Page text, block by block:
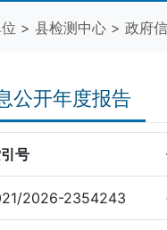
> 县检测中心 > 政府
公开年度报告
号
2026-2354243